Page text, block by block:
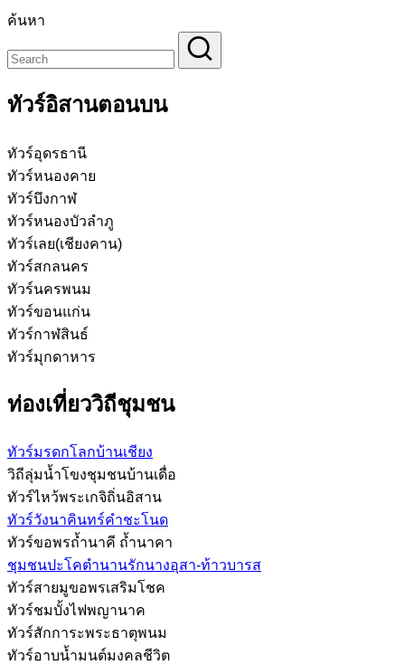
ค้นหา
ทัวร์อิสานตอนบน
ทัวร์อุดรธานี
ทัวร์หนองคาย
ทัวร์บึงกาฬ
ทัวร์หนองบัวลำภู
ทัวร์เลย(เชียงคาน)
ทัวร์สกลนคร
ทัวร์นครพนม
ทัวร์ขอนแก่น
ทัวร์กาฬสินธ์
ทัวร์มุกดาหาร
ท่องเที่ยววิถีชุมชน
ทัวร์มรดกโลกบ้านเชียง
วิถีลุ่มน้ำโขงชุมชนบ้านเดื่อ
ทัวร์ไหว้พระเกจิถิ่นอิสาน
ทัวร์วังนาคินทร์คำชะโนด
ทัวร์ขอพรถ้ำนาคี ถ้ำนาคา
ชุมชนปะโคตำนานรักนางอุสา-ท้าวบารส
ทัวร์สายมูขอพรเสริมโชค
ทัวร์ชมบั้งไฟพญานาค
ทัวร์สักการะพระธาตุพนม
ทัวร์อาบน้ำมนต์มงคลชีวิต